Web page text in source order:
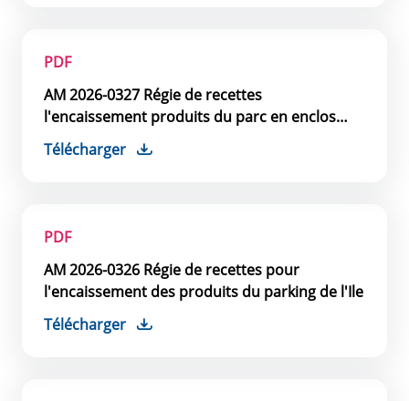
PDF
AM 2026-0327 Régie de recettes
l'encaissement produits du parc en enclos
Place Anciens Combattants
Télécharger
PDF
AM 2026-0326 Régie de recettes pour
l'encaissement des produits du parking de l'Ile
Télécharger